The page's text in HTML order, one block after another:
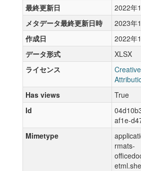
最終更新日
2022年
メタデータ最終更新日時
2023年
作成日
2022年
データ形式
XLSX
ライセンス
Has views
True
Id
af1e-
Mimetype
rmats-